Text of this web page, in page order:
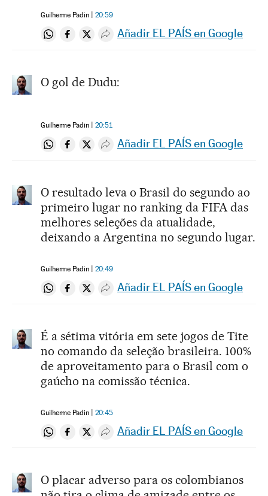
Guilherme Padin 20:59
Compartir en Whatsapp
Compartir en Facebook
Compartir en Twitter
Desplegar Redes Sociales
Añadir EL PAÍS en Google
O gol de Dudu:
Guilherme Padin 20:51
Compartir en Whatsapp
Compartir en Facebook
Compartir en Twitter
Desplegar Redes Sociales
Añadir EL PAÍS en Google
O resultado leva o Brasil do segundo ao
primeiro lugar no ranking da FIFA das
melhores seleções da atualidade,
deixando a Argentina no segundo lugar.
Guilherme Padin 20:49
Compartir en Whatsapp
Compartir en Facebook
Compartir en Twitter
Desplegar Redes Sociales
Añadir EL PAÍS en Google
É a sétima vitória em sete jogos de Tite
no comando da seleção brasileira. 100%
de aproveitamento para o Brasil com o
gaúcho na comissão técnica.
Guilherme Padin 20:45
Compartir en Whatsapp
Compartir en Facebook
Compartir en Twitter
Desplegar Redes Sociales
Añadir EL PAÍS en Google
O placar adverso para os colombianos